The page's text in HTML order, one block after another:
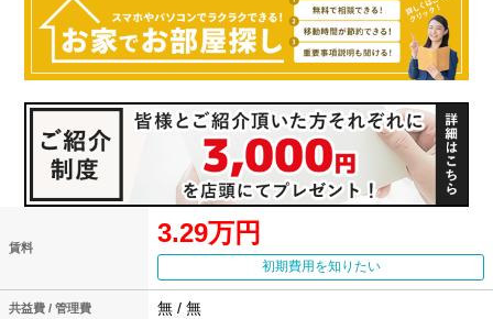
賃料 3.29万円
初期費用を知りたい
共益費 / 管理費 無 / 無